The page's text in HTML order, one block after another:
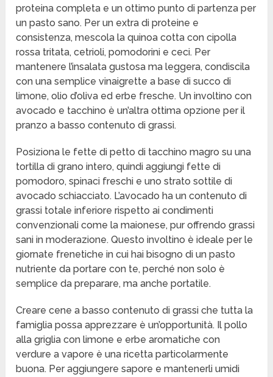
proteina completa e un ottimo punto di partenza per
un pasto sano. Per un extra di proteine e
consistenza, mescola la quinoa cotta con cipolla
rossa tritata, cetrioli, pomodorini e ceci. Per
mantenere l’insalata gustosa ma leggera, condiscila
con una semplice vinaigrette a base di succo di
limone, olio d’oliva ed erbe fresche. Un involtino con
avocado e tacchino è un’altra ottima opzione per il
pranzo a basso contenuto di grassi.
Posiziona le fette di petto di tacchino magro su una
tortilla di grano intero, quindi aggiungi fette di
pomodoro, spinaci freschi e uno strato sottile di
avocado schiacciato. L’avocado ha un contenuto di
grassi totale inferiore rispetto ai condimenti
convenzionali come la maionese, pur offrendo grassi
sani in moderazione. Questo involtino è ideale per le
giornate frenetiche in cui hai bisogno di un pasto
nutriente da portare con te, perché non solo è
semplice da preparare, ma anche portatile.
Creare cene a basso contenuto di grassi che tutta la
famiglia possa apprezzare è un’opportunità. Il pollo
alla griglia con limone e erbe aromatiche con
verdure a vapore è una ricetta particolarmente
buona. Per aggiungere sapore e mantenerli umidi